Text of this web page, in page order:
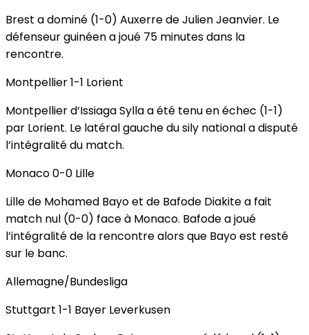
Brest a dominé (1-0) Auxerre de Julien Jeanvier. Le
défenseur guinéen a joué 75 minutes dans la
rencontre.
Montpellier 1-1 Lorient
Montpellier d’Issiaga Sylla a été tenu en échec (1-1)
par Lorient. Le latéral gauche du sily national a disputé
l’intégralité du match.
Monaco 0-0 Lille
Lille de Mohamed Bayo et de Bafode Diakite a fait
match nul (0-0) face à Monaco. Bafode a joué
l’intégralité de la rencontre alors que Bayo est resté
sur le banc.
Allemagne/Bundesliga
Stuttgart 1-1 Bayer Leverkusen